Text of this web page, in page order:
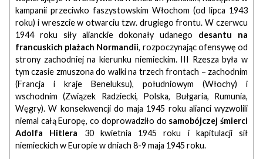
kampanii przeciwko faszystowskim Włochom (od lipca 1943
roku) i wreszcie w otwarciu tzw. drugiego frontu. W czerwcu
1944 roku siły alianckie dokonały udanego desantu na
francuskich plażach Normandii, rozpoczynając ofensywę od
strony zachodniej na kierunku niemieckim. III Rzesza była w
tym czasie zmuszona do walki na trzech frontach – zachodnim
(Francja i kraje Beneluksu), południowym (Włochy) i
wschodnim (Związek Radziecki, Polska, Bułgaria, Rumunia,
Węgry). W konsekwencji do maja 1945 roku alianci wyzwolili
niemal całą Europę, co doprowadziło do samobójczej śmierci
Adolfa Hitlera 30 kwietnia 1945 roku i kapitulacji sił
niemieckich w Europie w dniach 8-9 maja 1945 roku.